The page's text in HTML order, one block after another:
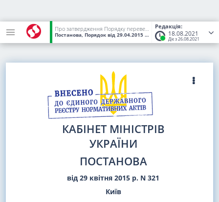
Редакція:
18.08.2021
Діє з 26.08.2021
Про затвердження Порядку переведення дачних і садових будинків, що відповідають державним будівельним нормам, у жилі будинки
Постанова, Порядок від 29.04.2015 № 321 (Статус:Чинний)
КАБІНЕТ МІНІСТРІВ
УКРАЇНИ
ПОСТАНОВА
від 29 квітня 2015 р. N 321
Київ